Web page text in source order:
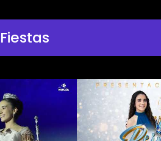
Fiestas